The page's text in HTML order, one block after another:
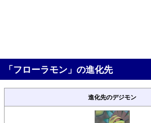
「フローラモン」の進化先
進化先のデジモン